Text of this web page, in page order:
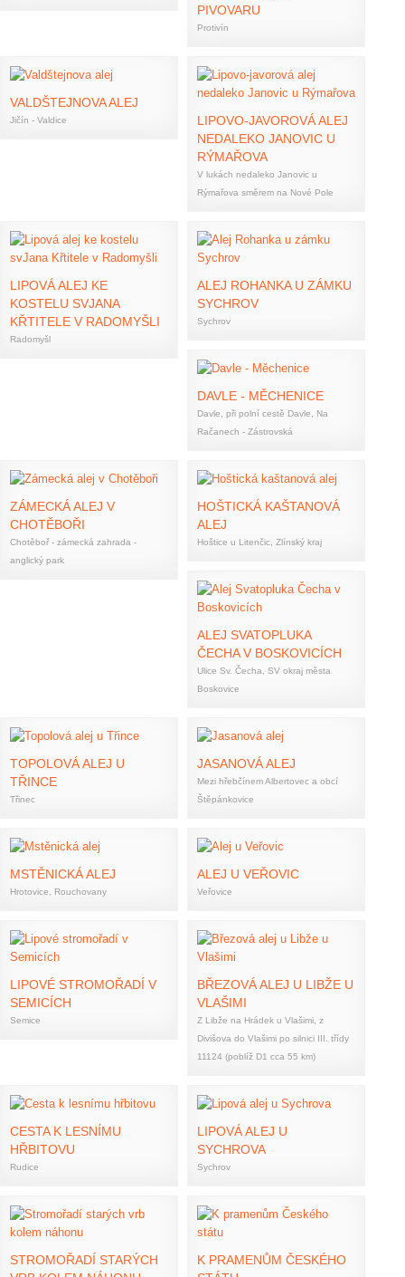
PIVOVARU
Protivín
VALDŠTEJNOVA ALEJ
Jičín - Valdice
LIPOVO-JAVOROVÁ ALEJ
NEDALEKO JANOVIC U
RÝMAŘOVA
V lukách nedaleko Janovic u
Rýmařova směrem na Nové Pole
LIPOVÁ ALEJ KE
KOSTELU SVJANA
KŘTITELE V RADOMYŠLI
Radomyšl
ALEJ ROHANKA U ZÁMKU
SYCHROV
Sychrov
DAVLE - MĚCHENICE
Davle, při polní cestě Davle, Na
Račanech - Zástrovská
ZÁMECKÁ ALEJ V
CHOTĚBOŘI
Chotěboř - zámecká zahrada -
anglický park
HOŠTICKÁ KAŠTANOVÁ
ALEJ
Hoštice u Litenčic, Zlínský kraj
ALEJ SVATOPLUKA
ČECHA V BOSKOVICÍCH
Ulice Sv. Čecha, SV okraj města
Boskovice
TOPOLOVÁ ALEJ U
TŘINCE
Třinec
JASANOVÁ ALEJ
Mezi hřebčínem Albertovec a obcí
Štěpánkovice
MSTĚNICKÁ ALEJ
Hrotovice, Rouchovany
ALEJ U VEŘOVIC
Veřovice
LIPOVÉ STROMOŘADÍ V
SEMICÍCH
Semice
BŘEZOVÁ ALEJ U LIBŽE U
VLAŠIMI
Z Libže na Hrádek u Vlašimi, z
Divišova do Vlašimi po silnici III. třídy
11124 (poblíž D1 cca 55 km)
CESTA K LESNÍMU
HŘBITOVU
Rudice
LIPOVÁ ALEJ U
SYCHROVA
Sychrov
STROMOŘADÍ STARÝCH
K PRAMENŮM ČESKÉHO